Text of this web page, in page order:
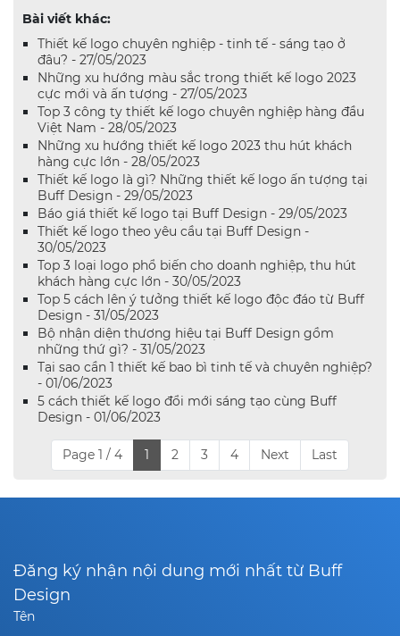
Bài viết khác:
Thiết kế logo chuyên nghiệp - tinh tế - sáng tạo ở
đâu? - 27/05/2023
Những xu hướng màu sắc trong thiết kế logo 2023
cực mới và ấn tượng - 27/05/2023
Top 3 công ty thiết kế logo chuyên nghiệp hàng đầu
Việt Nam - 28/05/2023
Những xu hướng thiết kế logo 2023 thu hút khách
hàng cực lớn - 28/05/2023
Thiết kế logo là gì? Những thiết kế logo ấn tượng tại
Buff Design - 29/05/2023
Báo giá thiết kế logo tại Buff Design - 29/05/2023
Thiết kế logo theo yêu cầu tại Buff Design -
30/05/2023
Top 3 loại logo phổ biến cho doanh nghiệp, thu hút
khách hàng cực lớn - 30/05/2023
Top 5 cách lên ý tưởng thiết kế logo độc đáo từ Buff
Design - 31/05/2023
Bộ nhận diện thương hiệu tại Buff Design gồm
những thứ gì? - 31/05/2023
Tại sao cần 1 thiết kế bao bì tinh tế và chuyên nghiệp?
- 01/06/2023
5 cách thiết kế logo đổi mới sáng tạo cùng Buff
Design - 01/06/2023
Page 1 / 4 1 2 3 4 Next Last
Đăng ký nhận nội dung mới nhất từ Buff
Design
Tên